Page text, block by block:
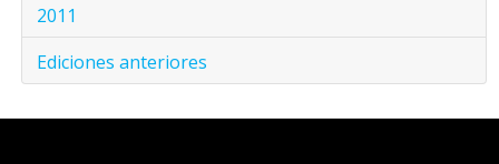
2011
Ediciones anteriores